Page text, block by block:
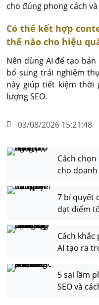
cho đúng phong cách
Có thể kết hợp
thế nào cho hiệu
Nên dùng AI để tạo
bổ sung trải nghiệm
này giúp tiết kiệm thời
lượng SEO.
03/08/2026 15:21:48
Cách
cho
7 bí quyết
đạt điểm
Cách
AI tạo ra
5 sai lầm
SEO và